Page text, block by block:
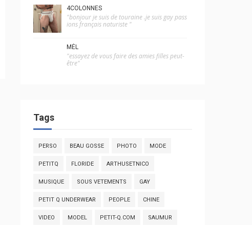
4COLONNES
"bonjour je suis de touraine .je suis gay pass
ions français naturiste "
MÉL
"essayez de vous faire des amies filles peut-
être"
Tags
PERSO BEAU GOSSE PHOTO MODE
PETITQ FLORIDE ARTHUSETNICO
MUSIQUE SOUS VETEMENTS GAY
PETIT Q UNDERWEAR PEOPLE CHINE
VIDEO MODEL PETIT-Q.COM SAUMUR